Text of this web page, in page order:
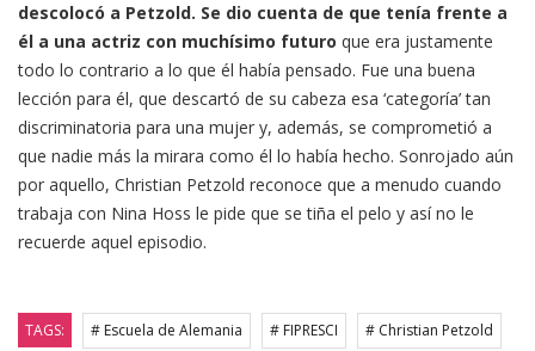
descolocó a Petzold. Se dio cuenta de que tenía frente a
él a una actriz con muchísimo futuro que era justamente
todo lo contrario a lo que él había pensado. Fue una buena
lección para él, que descartó de su cabeza esa ‘categoría’ tan
discriminatoria para una mujer y, además, se comprometió a
que nadie más la mirara como él lo había hecho. Sonrojado aún
por aquello, Christian Petzold reconoce que a menudo cuando
trabaja con Nina Hoss le pide que se tiña el pelo y así no le
recuerde aquel episodio.
TAGS: # Escuela de Alemania # FIPRESCI # Christian Petzold